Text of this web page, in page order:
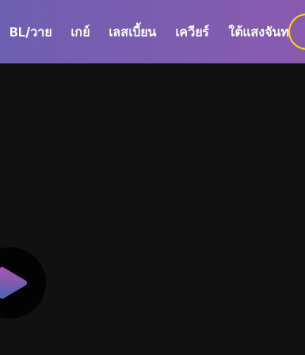
BL/วาย เกย์ เลสเบี้ยน เควียร์ ใต้แสงจันทร์